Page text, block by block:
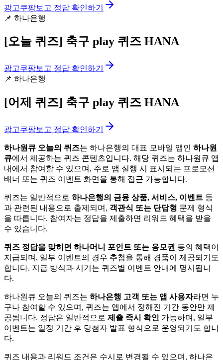
광고쿠팡보고 정답 확인하기
📌 하나은행
[오늘 퀴즈] 축구 play 퀴즈 HANA
광고쿠팡보고 정답 확인하기
📌 하나은행
[어제 퀴즈] 축구 play 퀴즈 HANA
광고쿠팡보고 정답 확인하기
하나원큐 오늘의 퀴즈는 하나은행의 대표 모바일 앱인 하나원
큐에서 제공하는 퀴즈 콘텐츠입니다. 해당 퀴즈는 하나원큐 앱
내에서 참여할 수 있으며, 주로 앱 실행 시 표시되는 프로모션
배너 또는 퀴즈 이벤트 화면을 통해 접근 가능합니다.
퀴즈는 일반적으로 하나은행의 금융 상품, 서비스, 이벤트 등
과 관련된 내용으로 출제되며, 객관식 또는 단답형 문제 형식
을 따릅니다. 참여자는 정답을 제출하면 리워드 혜택을 받을
수 있습니다.
퀴즈 정답을 맞히면 하나머니 포인트 또는 응모권 등의 혜택이
지급되며, 일부 이벤트의 경우 추첨을 통해 경품이 제공되기도
합니다. 지급 방식과 시기는 퀴즈별 이벤트 안내에 명시됩니
다.
하나원큐 오늘의 퀴즈는 하나은행 고객 또는 앱 사용자라면 누
구나 참여할 수 있으며, 퀴즈는 앱에서 정해진 기간 동안만 제
공됩니다. 정답은 일반적으로 제출 즉시 확인 가능하며, 일부
이벤트는 일정 기간 후 당첨자 발표 형식으로 운영되기도 합니
다.
퀴즈 내용과 리워드 조건은 수시로 변경될 수 있으며, 하나은